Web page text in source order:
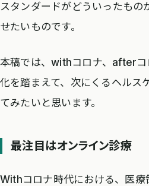
スタンダードがどういったもの
せたいものです。
本稿では、withコロナ、afterコ
化を踏まえて、次にくるヘルス
てみたいと思います。
最注目はオンライン診療
Withコロナ時代における、医療